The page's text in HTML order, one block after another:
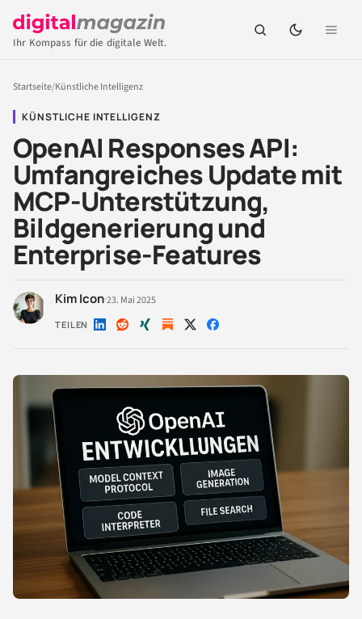
Ihr Kompass für die digitale Welt.
Startseite/Künstliche Intelligenz
KÜNSTLICHE INTELLIGENZ
OpenAI Responses API:
Umfangreiches Update mit
MCP-Unterstützung,
Bildgenerierung und
Enterprise-Features
Kim Icon·23. Mai 2025
TEILEN Auf Auf Auf Auf Auf